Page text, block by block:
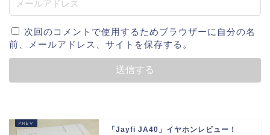
次回のコメントで使用するためブラウザーに自分の名
前、メールアドレス、サイトを保存する。
「Jayfi JA40」イヤホンレビュー！